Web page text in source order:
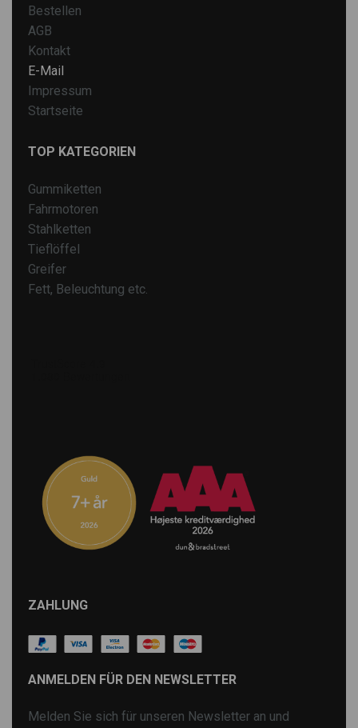
Bestellen
AGB
Kontakt
E-Mail
Impressum
Startseite
TOP KATEGORIEN
Gummiketten
Fahrmotoren
Stahlketten
Tieflöffel
Greifer
Fett, Beleuchtung etc.
ZAHLUNG
ANMELDEN FÜR DEN NEWSLETTER
Melden Sie sich für unseren Newsletter an und